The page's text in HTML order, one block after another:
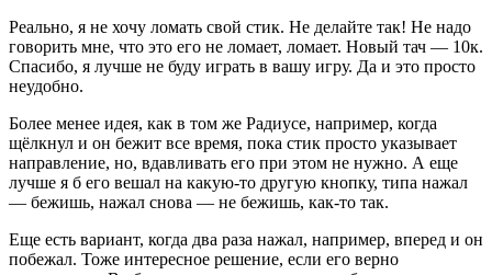
Реально, я не хочу ломать свой стик. Не делайте так! Не надо
говорить мне, что это его не ломает, ломает. Новый тач — 10к.
Спасибо, я лучше не буду играть в вашу игру. Да и это просто
неудобно.
Более менее идея, как в том же Радиусе, например, когда
щёлкнул и он бежит все время, пока стик просто указывает
направление, но, вдавливать его при этом не нужно. А еще
лучше я б его вешал на какую-то другую кнопку, типа нажал
— бежишь, нажал снова — не бежишь, как-то так.
Еще есть вариант, когда два раза нажал, например, вперед и он
побежал. Тоже интересное решение, если его верно